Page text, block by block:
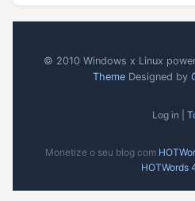
© 2010 Windows x Linux
ThemeDesigned by
Log in |
Monetize o seu blog com
HOTWords